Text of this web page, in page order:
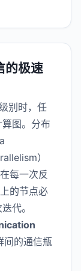
的极速
别时，任
图。分布
）
每一次反
的节点必
代。
间的通信瓶